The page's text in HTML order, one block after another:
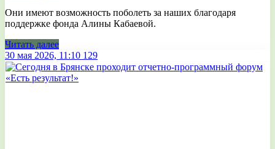
Они имеют возможность поболеть за наших благодаря
поддержке фонда Алины Кабаевой.
Читать далее
30 мая 2026, 11:10 129